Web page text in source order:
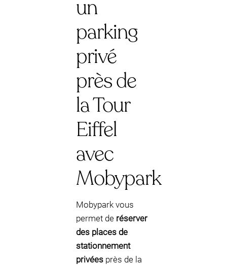
un
parking
privé
près de
la Tour
Eiffel
avec
Mobypark
Mobypark vous
permet de réserver
des places de
stationnement
privées près de la